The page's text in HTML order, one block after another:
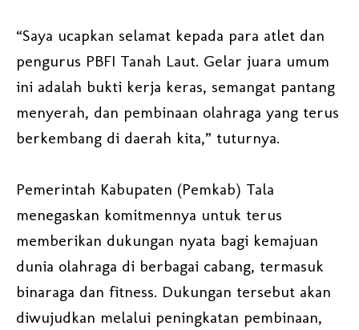
“Saya ucapkan selamat kepada para atlet dan
pengurus PBFI Tanah Laut. Gelar juara umum
ini adalah bukti kerja keras, semangat pantang
menyerah, dan pembinaan olahraga yang terus
berkembang di daerah kita,” tuturnya.
Pemerintah Kabupaten (Pemkab) Tala
menegaskan komitmennya untuk terus
memberikan dukungan nyata bagi kemajuan
dunia olahraga di berbagai cabang, termasuk
binaraga dan fitness. Dukungan tersebut akan
diwujudkan melalui peningkatan pembinaan,